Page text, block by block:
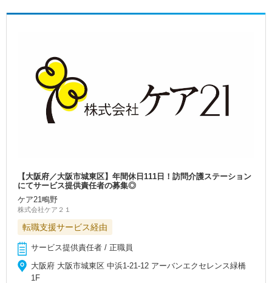
【大阪府／大阪市城東区】年間休日111日！訪問介護ステーション
にてサービス提供責任者の募集◎
ケア21鴫野
株式会社ケア２１
転職支援サービス経由
サービス提供責任者 / 正職員
大阪府 大阪市城東区 中浜1-21-12 アーバンエクセレンス緑橋
1F